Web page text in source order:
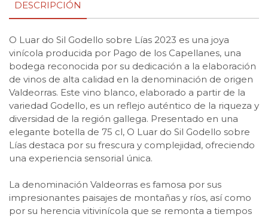
DESCRIPCIÓN
O Luar do Sil Godello sobre Lías 2023 es una joya
vinícola producida por Pago de los Capellanes, una
bodega reconocida por su dedicación a la elaboración
de vinos de alta calidad en la denominación de origen
Valdeorras. Este vino blanco, elaborado a partir de la
variedad Godello, es un reflejo auténtico de la riqueza y
diversidad de la región gallega. Presentado en una
elegante botella de 75 cl, O Luar do Sil Godello sobre
Lías destaca por su frescura y complejidad, ofreciendo
una experiencia sensorial única.
La denominación Valdeorras es famosa por sus
impresionantes paisajes de montañas y ríos, así como
por su herencia vitivinícola que se remonta a tiempos